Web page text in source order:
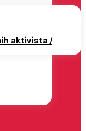
aktivista /